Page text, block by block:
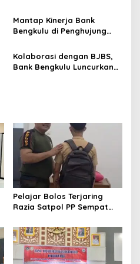
Berkelanjutan
Mantap Kinerja Bank
Bengkulu di Penghujung
Mendorong Pertumbuhan
Kolaborasi dengan BJBS,
Bank Bengkulu Luncurkan
Pelajar Bolos Terjaring
Razia Satpol PP Sempat